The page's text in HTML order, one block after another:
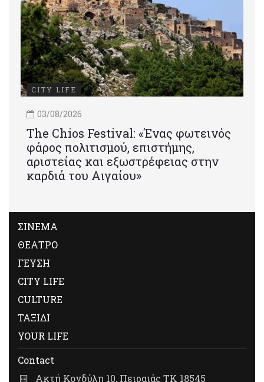
CITY LIFE
03/08/2026
Τhe Chios Festival: «Ένας φωτεινός
φάρος πολιτισμού, επιστήμης,
αριστείας και εξωστρέφειας στην
καρδιά του Αιγαίου»
ΣΙΝΕΜΑ
ΘΕΑΤΡΟ
ΓΕΥΣΗ
CITY LIFE
CULTURE
ΤΑΞΙΔΙ
YOUR LIFE
Contact
Ακτή Κονδύλη 10, Πειραιάς ΤΚ 18545